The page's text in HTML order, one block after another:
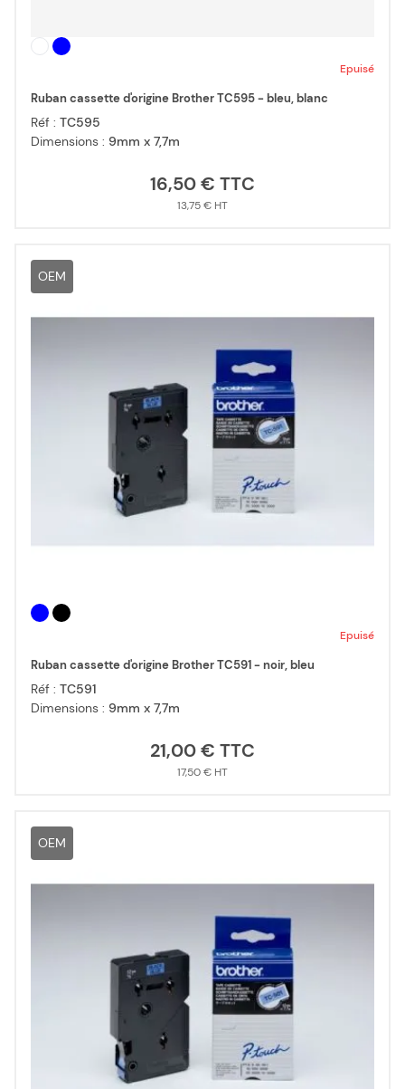
Epuisé
Ruban cassette d'origine Brother TC595 - bleu, blanc
Réf : TC595
Dimensions : 9mm x 7,7m
16,50 €
13,75 €
OEM
Epuisé
Ruban cassette d'origine Brother TC591 - noir, bleu
Réf : TC591
Dimensions : 9mm x 7,7m
21,00 €
17,50 €
OEM